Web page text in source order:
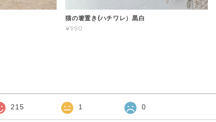
猫の箸置き(ハチワレ）黒白
¥990
215 1 0